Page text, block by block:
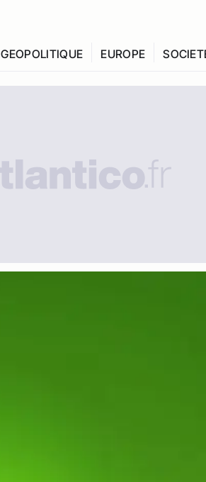
GEOPOLITIQUE EUROPE